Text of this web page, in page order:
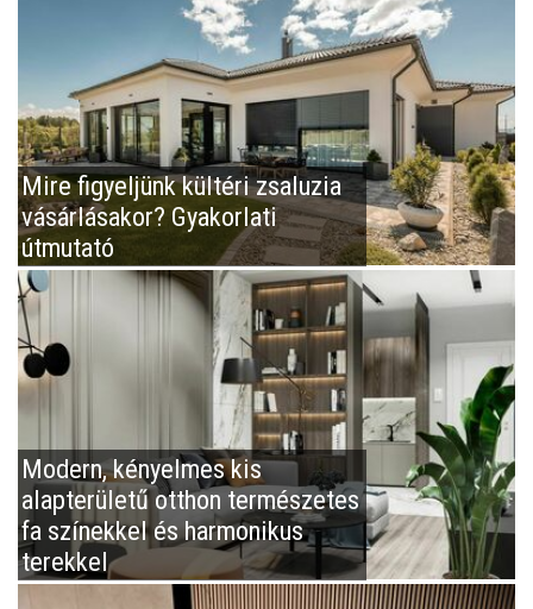
Mire figyeljünk kültéri zsaluzia
vásárlásakor? Gyakorlati
útmutató
Modern, kényelmes kis
alapterületű otthon természetes
fa színekkel és harmonikus
terekkel